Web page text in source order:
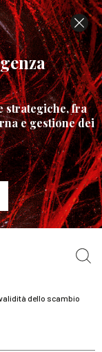
strategiche, fra
e gestione dei
dello scambio